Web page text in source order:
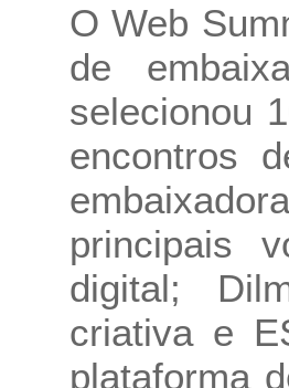
O Web
de
selecionou
encontros
principais
digital;
criativa e
plataforma